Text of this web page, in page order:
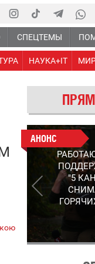
СПЕЦТЕМЫ
НАУКА+IT
АНОНС
PEP:
STEP-3
ИГРЫ В
АНОНС
"5